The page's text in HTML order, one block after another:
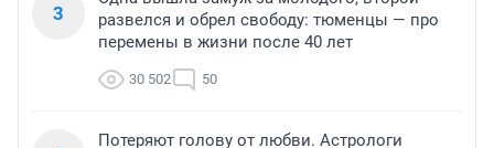
3
развелся и обрел свободу: тюменцы — про
перемены в жизни после 40 лет
30 502 50
Потеряют голову от любви. Астрологи